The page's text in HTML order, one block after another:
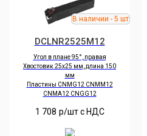
DCLNR2525M12
Угол в плане 95°, правая
Хвостовик 25х25 мм, длина 150
мм
Пластины CNMG12 CNMM12
CNMA12 CNGG12
1 708 р/шт c НДС